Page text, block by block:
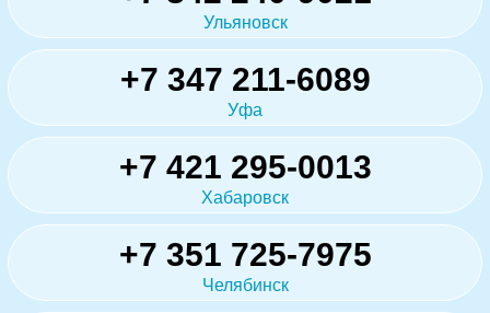
Ульяновск
+7 347 211-6089
Уфа
+7 421 295-0013
Хабаровск
+7 351 725-7975
Челябинск